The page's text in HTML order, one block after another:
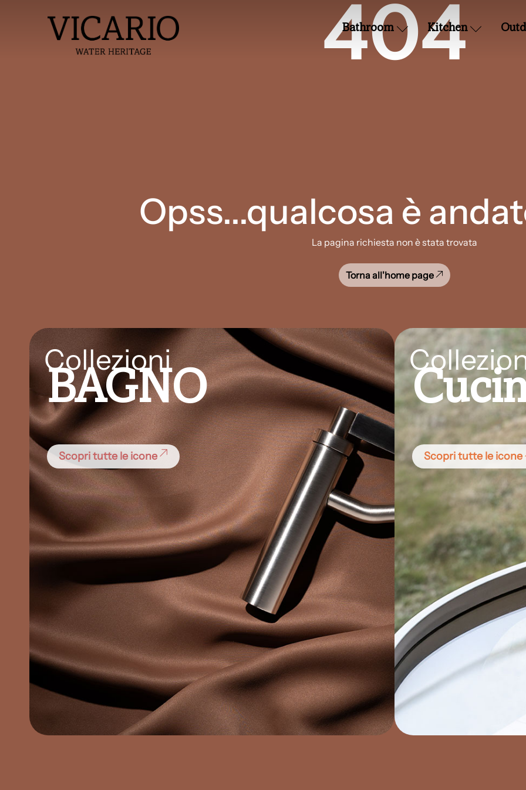
Bathroom Kitchen
404
Opss...qualcosa è
La pagina richiesta non è stata trovata
Torna all'home page
Collezioni
BAGNO
Scopri tutte le icone Scopri tutte le icone